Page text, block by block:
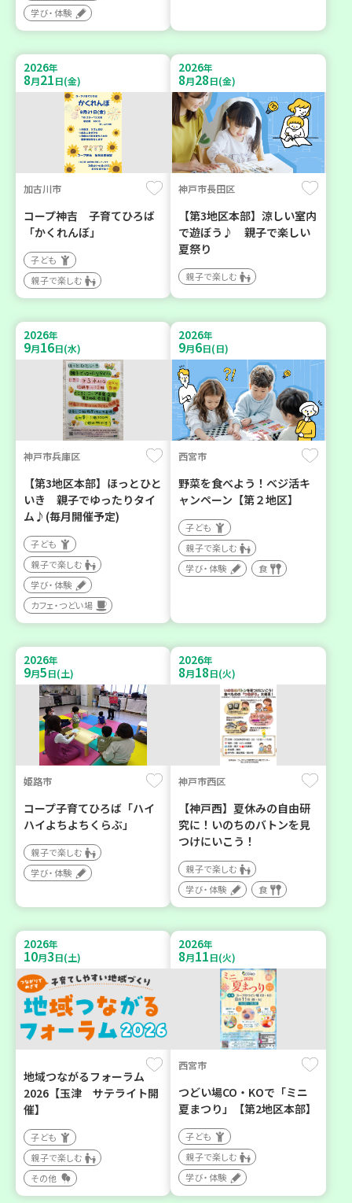
学び・体験
2026年
8月21日(金)
加古川市
コープ神吉 子育てひろば
「かくれんぼ」
子ども
親子で楽しむ
2026年
8月28日(金)
神戸市長田区
【第3地区本部】涼しい室内
で遊ぼう♪ 親子で楽しい
夏祭り
親子で楽しむ
2026年
9月16日(水)
神戸市兵庫区
【第3地区本部】ほっとひと
いき 親子でゆったりタイ
ム♪(毎月開催予定)
子ども
親子で楽しむ
学び・体験
カフェ・つどい場
2026年
9月6日(日)
西宮市
野菜を食べよう！ベジ活キ
ャンペーン【第２地区】
子ども
親子で楽しむ
学び・体験
食
2026年
9月5日(土)
姫路市
コープ子育てひろば「ハイ
ハイよちよちくらぶ」
親子で楽しむ
学び・体験
2026年
8月18日(火)
神戸市西区
【神戸西】夏休みの自由研
究に！いのちのバトンを見
つけにいこう！
親子で楽しむ
学び・体験
食
2026年
10月3日(土)
地域つながるフォーラム
2026【玉津 サテライト開
催】
子ども
親子で楽しむ
その他
2026年
8月11日(火)
西宮市
つどい場CO・KOで「ミニ
夏まつり」【第2地区本部】
子ども
親子で楽しむ
学び・体験